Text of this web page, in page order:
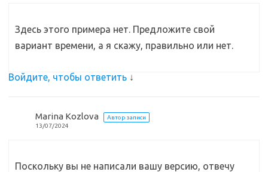
Здесь этого примера нет. Предложите свой
вариант времени, а я скажу, правильно или нет.
Войдите, чтобы ответить ↓
Marina Kozlova
Автор записи
13/07/2024
Поскольку вы не написали вашу версию, отвечу